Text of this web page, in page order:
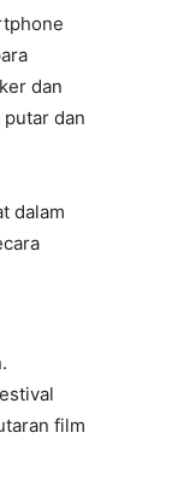
dan
dan
dalam
film